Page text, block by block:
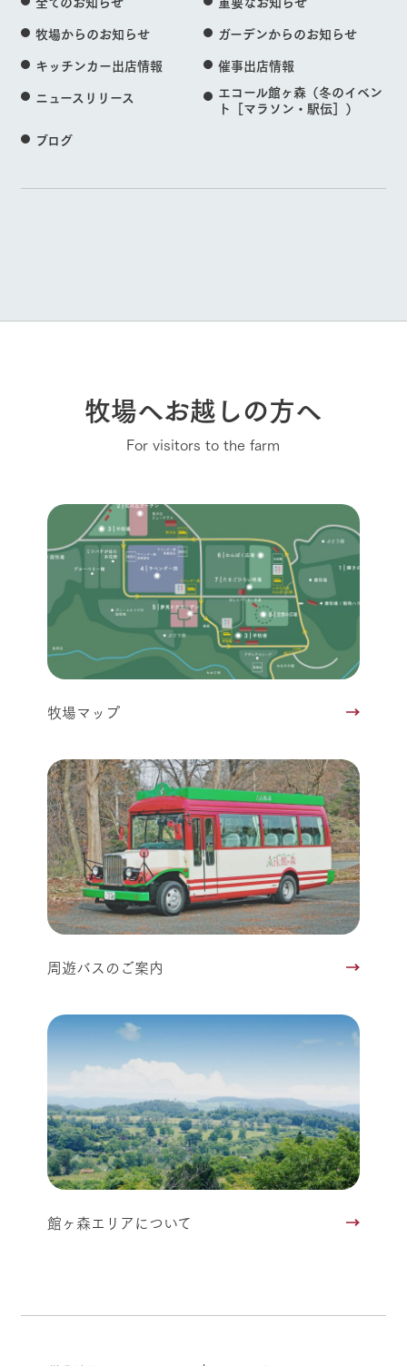
牧場からのお知らせ
ガーデンからのお知らせ
キッチンカー出店情報
催事出店情報
ニュースリリース
エコール館ヶ森（冬のイベン
ト［マラソン・駅伝］）
ブログ
牧場へお越しの方へ
For visitors to the farm
牧場マップ
周遊バスのご案内
館ヶ森エリアについて